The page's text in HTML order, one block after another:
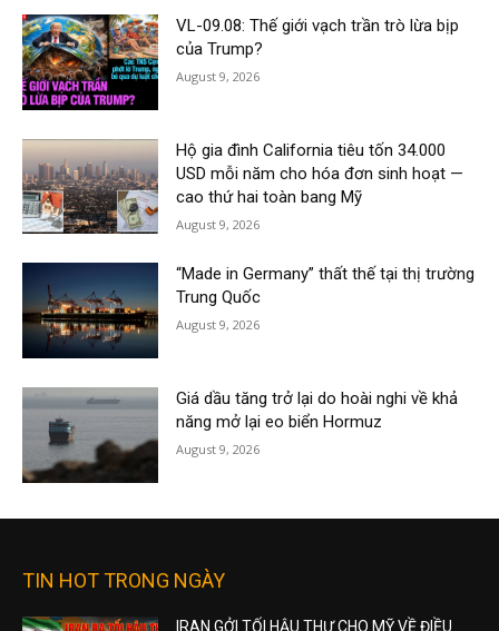
VL-09.08: Thế giới vạch trần trò lừa bịp
của Trump?
August 9, 2026
Hộ gia đình California tiêu tốn 34.000
USD mỗi năm cho hóa đơn sinh hoạt —
cao thứ hai toàn bang Mỹ
August 9, 2026
“Made in Germany” thất thế tại thị trường
Trung Quốc
August 9, 2026
Giá dầu tăng trở lại do hoài nghi về khả
năng mở lại eo biển Hormuz
August 9, 2026
TIN HOT TRONG NGÀY
IRAN GỞI TỐI HẬU THƯ CHO MỸ VỀ ĐIỀU